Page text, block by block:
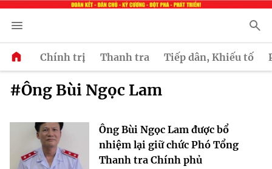
Chính trị Thanh tra Tiếp dân, Khiếu tố
#Ông Bùi Ngọc Lam
Ông Bùi Ngọc Lam được bổ
nhiệm lại giữ chức Phó Tổng
Thanh tra Chính phủ